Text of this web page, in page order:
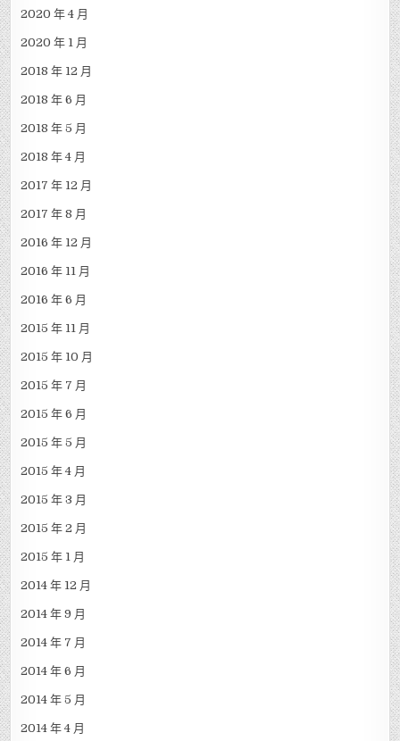
2020 年 4 月
2020 年 1 月
2018 年 12 月
2018 年 6 月
2018 年 5 月
2018 年 4 月
2017 年 12 月
2017 年 8 月
2016 年 12 月
2016 年 11 月
2016 年 6 月
2015 年 11 月
2015 年 10 月
2015 年 7 月
2015 年 6 月
2015 年 5 月
2015 年 4 月
2015 年 3 月
2015 年 2 月
2015 年 1 月
2014 年 12 月
2014 年 9 月
2014 年 7 月
2014 年 6 月
2014 年 5 月
2014 年 4 月